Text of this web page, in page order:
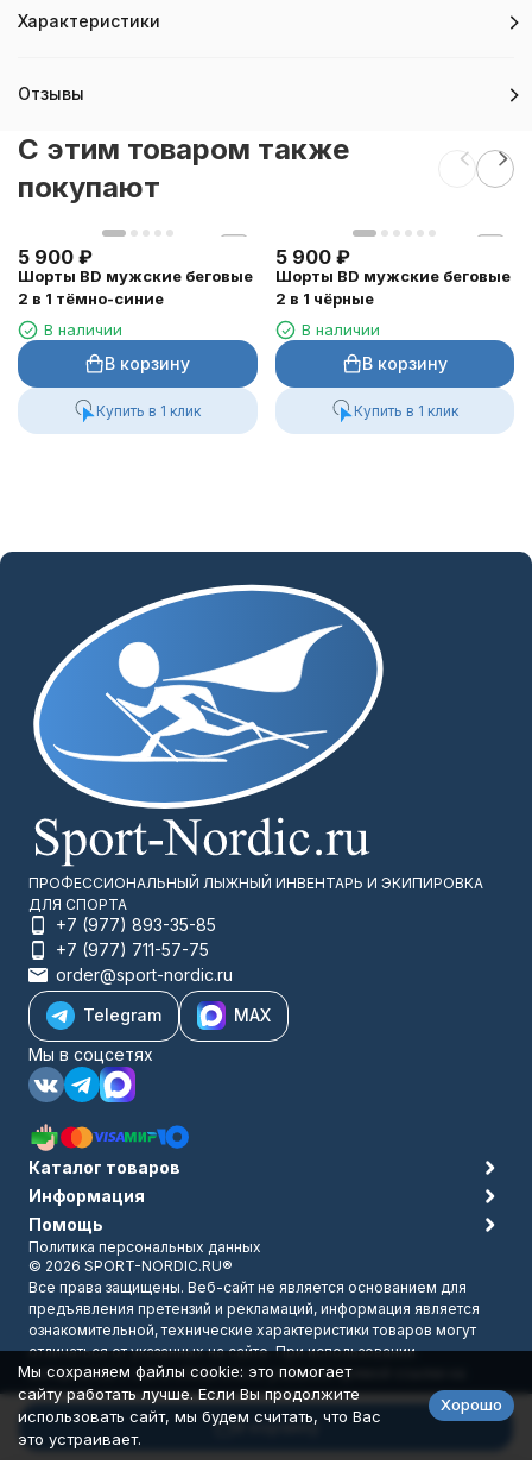
В корзину
- Стирать с вещами схожих цветов.
подвергать химической чистке.
Характеристики
Отзывы
C этим товаром также
покупают
5 900 ₽
Шорты BD мужские беговые
2 в 1 тёмно-синие
В наличии
В корзину
Купить в 1 клик
5 900 ₽
Шорты BD мужские беговые
2 в 1 чёрные
В наличии
В корзину
Купить в 1 клик
ПРОФЕССИОНАЛЬНЫЙ ЛЫЖНЫЙ ИНВЕНТАРЬ И ЭКИПИРОВКА
ДЛЯ СПОРТА
+7 (977) 893-35-85
+7 (977) 711-57-75
order@sport-nordic.ru
Telegram
MAX
Мы в соцсетях
Каталог товаров
Информация
Помощь
Политика персональных данных
© 2026 SPORT-NORDIC.RU®
Все права защищены. Веб-сайт не является основанием для
предъявления претензий и рекламаций, информация является
ознакомительной, технические характеристики товаров могут
отличаться от указанных на сайте. При использовании
материалов с сайта обязательно указание прямой ссылки на
источник.
Разработано вbodysite.ru
Мы сохраняем файлы cookie: это помогает
сайту работать лучше. Если Вы продолжите
использовать сайт, мы будем считать, что Вас
это устраивает.
Хорошо